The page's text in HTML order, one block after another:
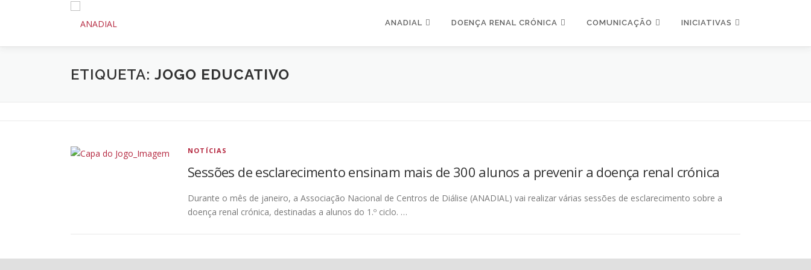
ANADIAL DOENÇA RENAL CRÓNICA COMUNICAÇÃO INICIATIVAS
ETIQUETA: JOGO EDUCATIVO
NOTÍCIAS
Sessões de esclarecimento ensinam mais de 300 alunos a prevenir a doença renal crónica
Durante o mês de janeiro, a Associação Nacional de Centros de Diálise (ANADIAL) vai realizar várias sessões de esclarecimento sobre a
doença renal crónica, destinadas a alunos do 1.º ciclo. …